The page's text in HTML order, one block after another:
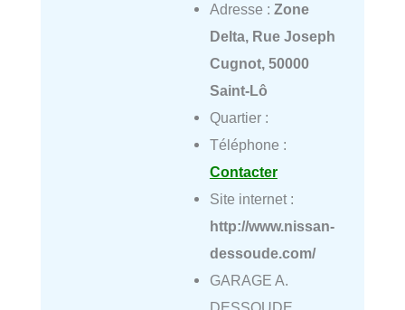
Adresse : Zone
Delta, Rue Joseph
Cugnot, 50000
Saint-Lô
Quartier :
Téléphone :
Contacter
Site internet :
http://www.nissan-
dessoude.com/
GARAGE A.